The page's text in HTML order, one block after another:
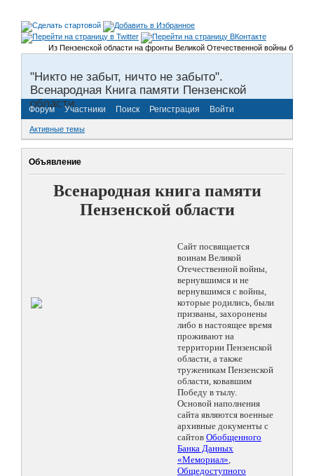
Из Пензенской области на фронты Великой Отечественной войны было
"Никто не забыт, ничто не забыто".
Всенародная Книга памяти Пензенской
области.
Форум Участники Поиск Регистрация Войти
Активные темы
Объявление
Всенародная книга памяти
Пензенской области
Сайт посвящается
воинам Великой
Отечественной войны,
вернувшимся и не
вернувшимся с войны,
которые родились, были
призваны, захоронены
либо в настоящее время
проживают на
территории Пензенской
области, а также
труженикам Пензенской
области, ковавшим
Победу в тылу.
Основой наполнения
сайта являются военные
архивные документы с
сайтов Обобщенного
Банка Данных
«Мемориал»,
Общедоступного